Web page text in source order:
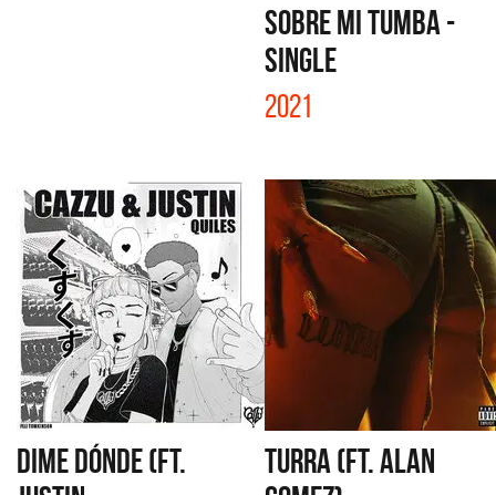
SOBRE MI TUMBA -
SINGLE
2021
DIME DÓNDE (FT.
TURRA (FT. ALAN